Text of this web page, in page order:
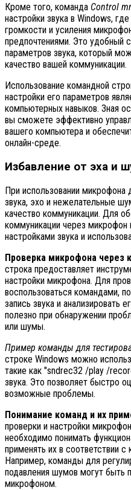
Кроме того, команда Control
настройки звука в Windows,
громкости и усиления
предпочтениями. Это удобный
параметров звука, который
качество вашей коммуникации.
Использование командной
настройки его параметров
компьютерных навыков. Зная
вы сможете эффективно
вашего компьютера и
онлайн-среде.
Избавление от эха и
При использовании микрофона
звука, эхо и нежелательные
качество коммуникации. Для
коммуникации через микрофон
настройками звука и
Проверка микрофона через
строка предоставляет
настройки микрофона. Для
воспользоваться командами,
запись звука и анализировать
полезно при обнаружении
или шумы.
Пример команды для
строке Windows можно
такие как "sndrec32 /play /
звука. Это позволяет быстро
возможные проблемы.
Понимание команд и их
проверки и настройки
необходимо понимать
применять их в соответствии
Например, команды для
подавления шумов могут быть
микрофоном.